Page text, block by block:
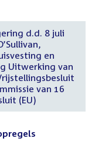
d.d. 8 juli
en
Uitwerking van
van 16
(EU)